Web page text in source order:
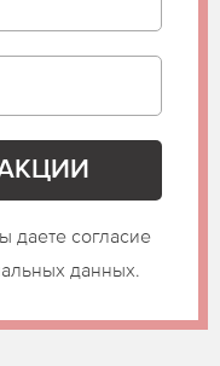
даете согласие
данных.